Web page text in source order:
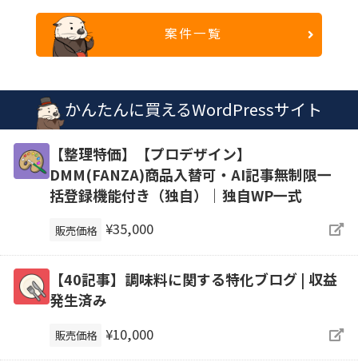
案件一覧
かんたんに買えるWordPressサイト
【整理特価】【プロデザイン】
DMM(FANZA)商品入替可・AI記事無制限一
括登録機能付き（独自）｜独自WP一式
販売価格 ¥35,000
【40記事】調味料に関する特化ブログ | 収益
発生済み
販売価格 ¥10,000